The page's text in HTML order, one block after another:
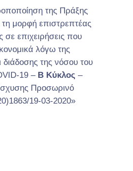
της Πράξης
μορφή επιστρεπτέας
επιχειρήσεις που
λόγω της
διάδοσης της νόσου του
19 – Β Κύκλος –
Προσωρινό
19-03-2020»